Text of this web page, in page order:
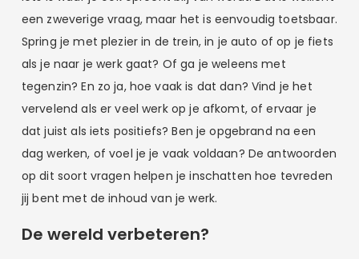
een zweverige vraag, maar het is eenvoudig toetsbaar.
Spring je met plezier in de trein, in je auto of op je fiets
als je naar je werk gaat? Of ga je weleens met
tegenzin? En zo ja, hoe vaak is dat dan? Vind je het
vervelend als er veel werk op je afkomt, of ervaar je
dat juist als iets positiefs? Ben je opgebrand na een
dag werken, of voel je je vaak voldaan? De antwoorden
op dit soort vragen helpen je inschatten hoe tevreden
jij bent met de inhoud van je werk.
De wereld verbeteren?